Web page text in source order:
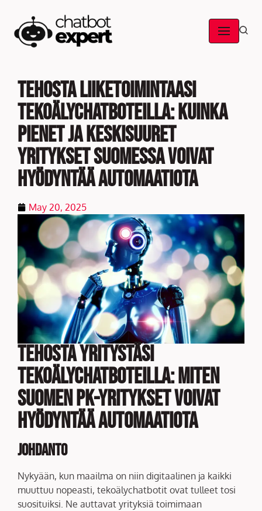
Skip
Tehosta liiketoimintaasi
tekoälychatboteilla: kuinka
pienet ja keskisuuret
yritykset Suomessa voivat
hyödyntää automaatiota
May 20, 2025
Tehosta Yritystäsi
Tekoälychatboteilla: Miten
Suomen PK-yritykset Voivat
Hyödyntää Automaatiota
Johdanto
Nykyään, kun maailma on niin digitaalinen ja kaikki
muuttuu nopeasti, tekoälychatbotit ovat tulleet tosi
suosituiksi. Ne auttavat yrityksiä toimimaan